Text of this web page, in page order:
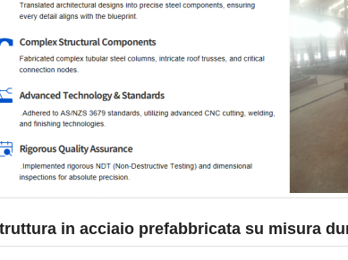
in acciaio prefabbricata su misura